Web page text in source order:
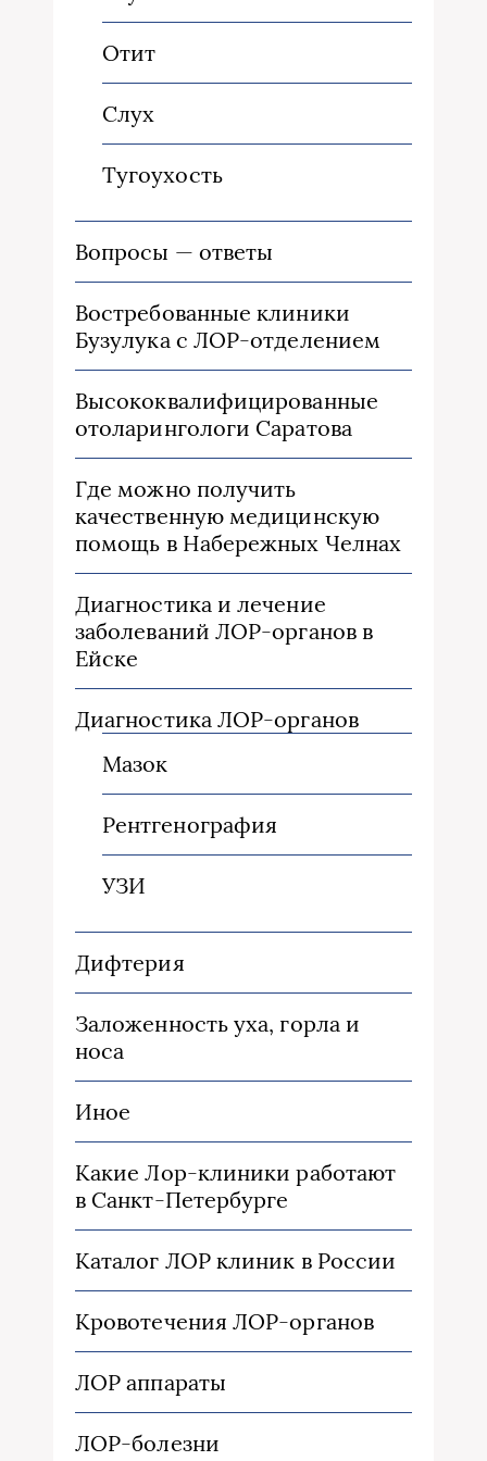
Отит
Слух
Тугоухость
Вопросы — ответы
Востребованные клиники
Бузулука с ЛОР-отделением
Высококвалифицированные
отоларингологи Саратова
Где можно получить
качественную медицинскую
помощь в Набережных Челнах
Диагностика и лечение
заболеваний ЛОР-органов в
Ейске
Диагностика ЛОР-органов
Мазок
Рентгенография
УЗИ
Дифтерия
Заложенность уха, горла и
носа
Иное
Какие Лор-клиники работают
в Санкт-Петербурге
Каталог ЛОР клиник в России
Кровотечения ЛОР-органов
ЛОР аппараты
ЛОР-болезни